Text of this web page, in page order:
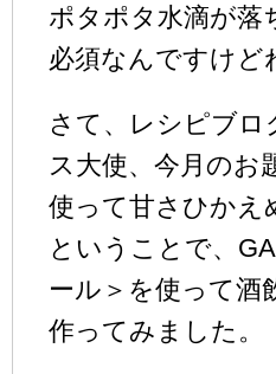
ポタポタ水滴が落
必須なんですけど
さて、レシピブロ
ス大使、今月のお
使って甘さひかえ
ということで、
ール＞を使って酒
作ってみました。